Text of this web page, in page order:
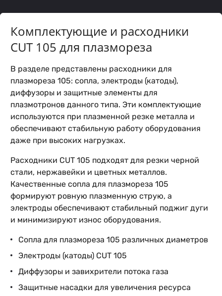
Комплектующие и расходники
CUT 105 для плазмореза
В разделе представлены расходники для
плазмореза 105: сопла, электроды (катоды),
диффузоры и защитные элементы для
плазмотронов данного типа. Эти комплектующие
используются при плазменной резке металла и
обеспечивают стабильную работу оборудования
даже при высоких нагрузках.
Расходники CUT 105 подходят для резки черной
стали, нержавейки и цветных металлов.
Качественные сопла для плазмореза 105
формируют ровную плазменную струю, а
электроды обеспечивают стабильный поджиг дуги
и минимизируют износ оборудования.
Сопла для плазмореза 105 различных диаметров
Электроды (катоды) CUT 105
Диффузоры и завихрители потока газа
Защитные насадки для увеличения ресурса